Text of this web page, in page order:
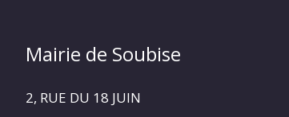
Mairie de Soubise
2, RUE DU 18 JUIN